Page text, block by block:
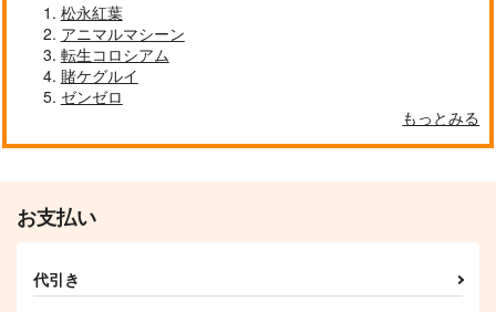
松永紅葉
アニマルマシーン
転生コロシアム
賭ケグルイ
ゼンゼロ
もっとみる
お支払い
代引き